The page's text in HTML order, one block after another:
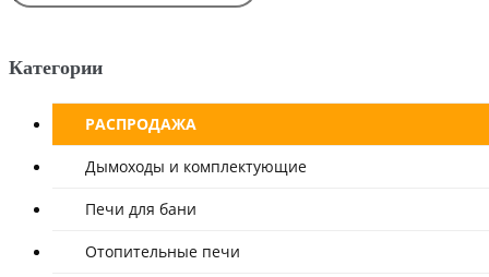
Категории
РАСПРОДАЖА
Дымоходы и комплектующие
Печи для бани
Отопительные печи